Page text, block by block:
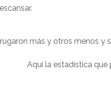
más y otros menos y